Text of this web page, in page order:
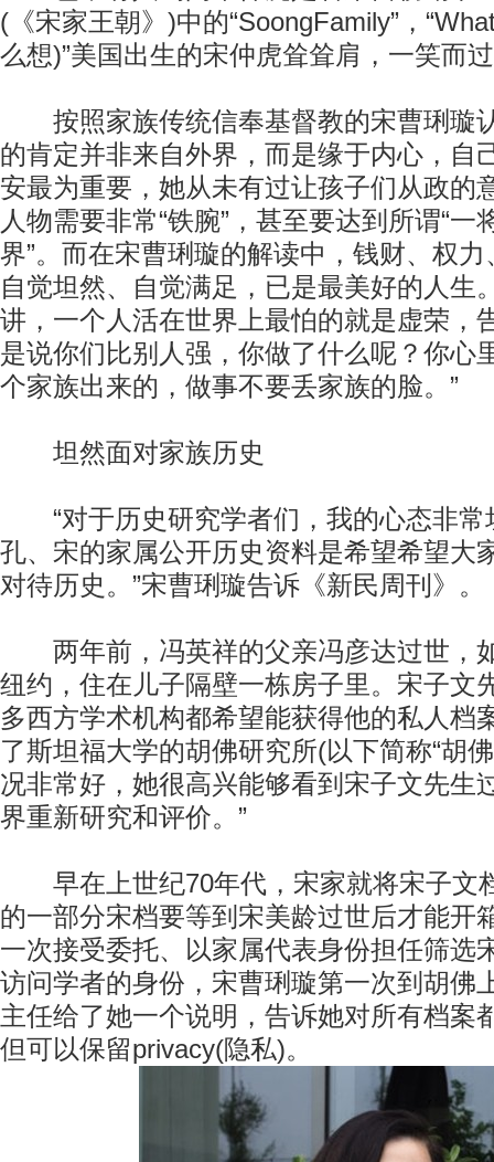
(《宋家王朝》)中的“SoongFamily”，
么想)”美国出生的宋仲虎耸耸肩，一笑而
按照家族传统信奉基督教的宋曹琍璇
的肯定并非来自外界，而是缘于内心，自
安最为重要，她从未有过让孩子们从政的
人物需要非常“铁腕”，甚至要达到所谓“一
界”。而在宋曹琍璇的解读中，钱财、权
自觉坦然、自觉满足，已是最美好的人生
讲，一个人活在世界上最怕的就是虚荣，
是说你们比别人强，你做了什么呢？你心
个家族出来的，做事不要丢家族的脸。”
坦然面对家族历史
“对于历史研究学者们，我的心态非常
孔、宋的家属公开历史资料是希望希望大
对待历史。”宋曹琍璇告诉《新民周刊》。
两年前，冯英祥的父亲冯彦达过世，
纽约，住在儿子隔壁一栋房子里。宋子文
多西方学术机构都希望能获得他的私人档
了斯坦福大学的胡佛研究所(以下简称“胡
况非常好，她很高兴能够看到宋子文先生
界重新研究和评价。”
早在上世纪70年代，宋家就将宋子文
的一部分宋档要等到宋美龄过世后才能开
一次接受委托、以家属代表身份担任筛选
访问学者的身份，宋曹琍璇第一次到胡佛
主任给了她一个说明，告诉她对所有档案
但可以保留privacy(隐私)。